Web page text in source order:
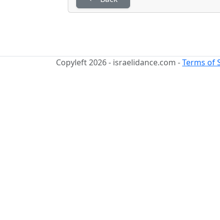
Copyleft 2026 - israelidance.com -Terms of